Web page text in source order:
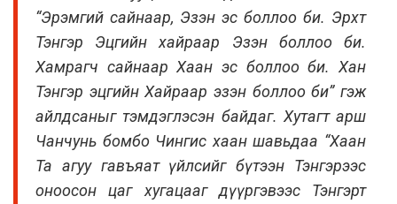
“Эрэмгий сайнаар, Эзэн эс боллоо би. Эрхт
Тэнгэр Эцгийн хайраар Эзэн боллоо би.
Хамрагч сайнаар Хаан эс боллоо би. Хан
Тэнгэр эцгийн Хайраар эзэн боллоо би” гэж
айлдсаныг тэмдэглэсэн байдаг. Хутагт арш
Чанчунь бомбо Чингис хаан шавьдаа “Хаан
Та агуу гавъяат үйлсийг бүтээн Тэнгэрээс
оноосон цаг хугацааг дүүргэвээс Тэнгэрт